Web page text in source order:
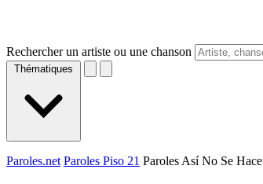
Rechercher un artiste ou une chanson
Thématiques
Paroles.net Paroles Piso 21 Paroles Así No Se Hace